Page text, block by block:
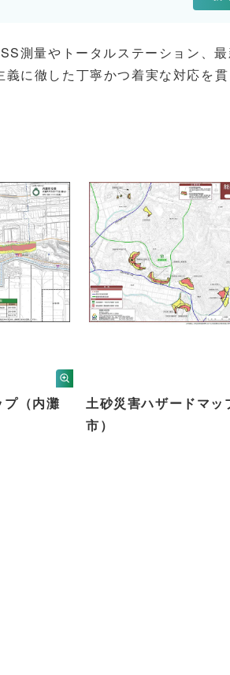
測量やトータルステーション、
に徹した丁寧かつ着実な対応を
（内灘
土砂災害ハザードマッ
市）